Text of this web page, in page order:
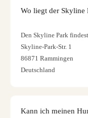
Wo liegt der Skyline
Den Skyline Park
Skyline-Park-Str. 1
86871 Rammingen
Deutschland
Kann ich meinen